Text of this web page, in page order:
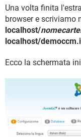
Una volta finita
browser e scriviamo
localhost/
localhost/
Ecco la schermata